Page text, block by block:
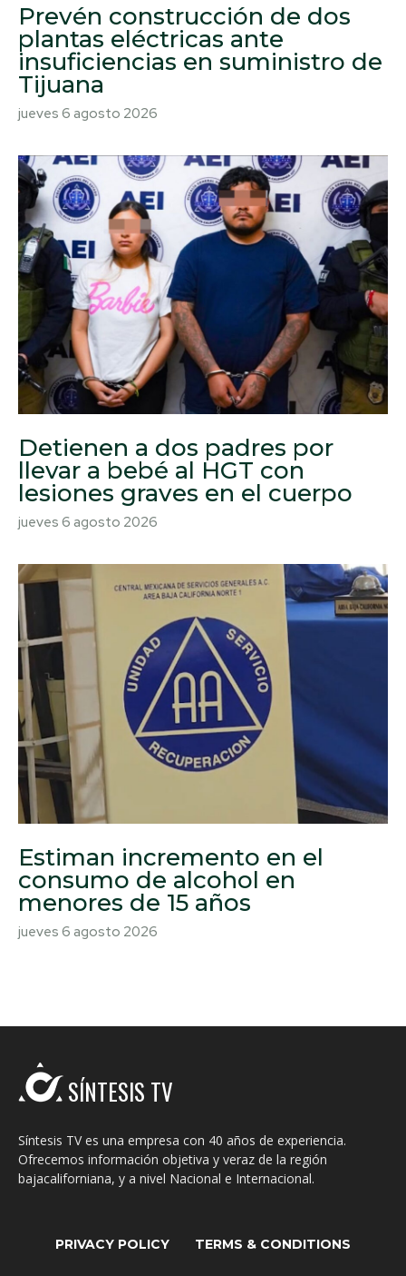
Prevén construcción de dos
plantas eléctricas ante
insuficiencias en suministro de
Tijuana
jueves 6 agosto 2026
Detienen a dos padres por
llevar a bebé al HGT con
lesiones graves en el cuerpo
jueves 6 agosto 2026
Estiman incremento en el
consumo de alcohol en
menores de 15 años
jueves 6 agosto 2026
SÍNTESIS TV
Síntesis TV es una empresa con 40 años de experiencia.
Ofrecemos información objetiva y veraz de la región
bajacaliforniana, y a nivel Nacional e Internacional.
PRIVACY POLICY TERMS & CONDITIONS